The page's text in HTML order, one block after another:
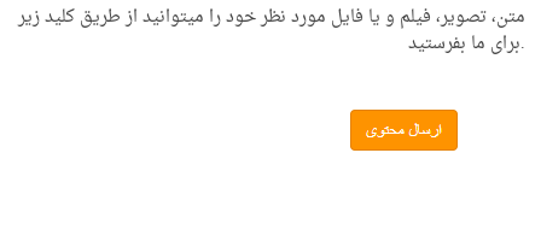
متن، تصویر، فیلم و یا فایل مورد نظر خود را میتوانید از طریق کلید زیر
.برای ما بفرستید